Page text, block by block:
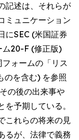
記述は、それらが
ミュニケーション
にSEC (米国証券
ム20-F (修正版)
ォームの「リス
のを含む) を参照
の後の出来事や
予期している。
これらの将来の見
るが、法律で義務